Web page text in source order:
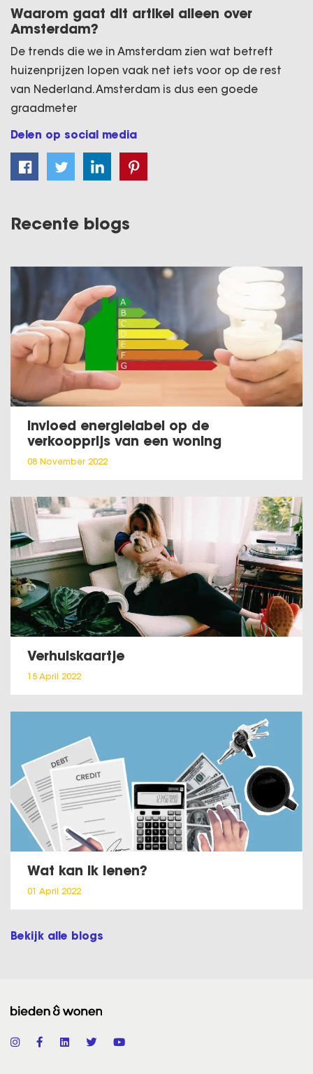
Waarom gaat dit artikel alleen over
Amsterdam?
De trends die we in Amsterdam zien wat betreft
huizenprijzen lopen vaak net iets voor op de rest
van Nederland. Amsterdam is dus een goede
graadmeter
Delen op social media
Recente blogs
Invloed energielabel op de
verkoopprijs van een woning
08 November 2022
Verhuiskaartje
15 April 2022
Wat kan ik lenen?
01 April 2022
Bekijk alle blogs